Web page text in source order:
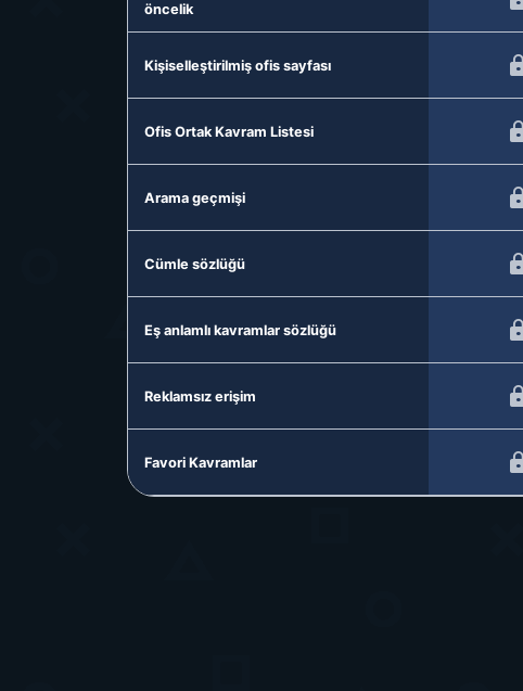
öncelik
Kişiselleştirilmiş ofis sayfası
Ofis Ortak Kavram Listesi
Arama geçmişi
Cümle sözlüğü
Eş anlamlı kavramlar sözlüğü
Reklamsız erişim
Favori Kavramlar